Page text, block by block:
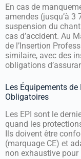
En cas de
amendes (jusqu’à
suspension du
cas d’accident. Au
de l’Insertion
similaire, avec des
obligations
Les Équipements
Obligatoires
Les EPI sont le
quand les
Ils doivent être
(marquage CE) et
non exhaustive pour